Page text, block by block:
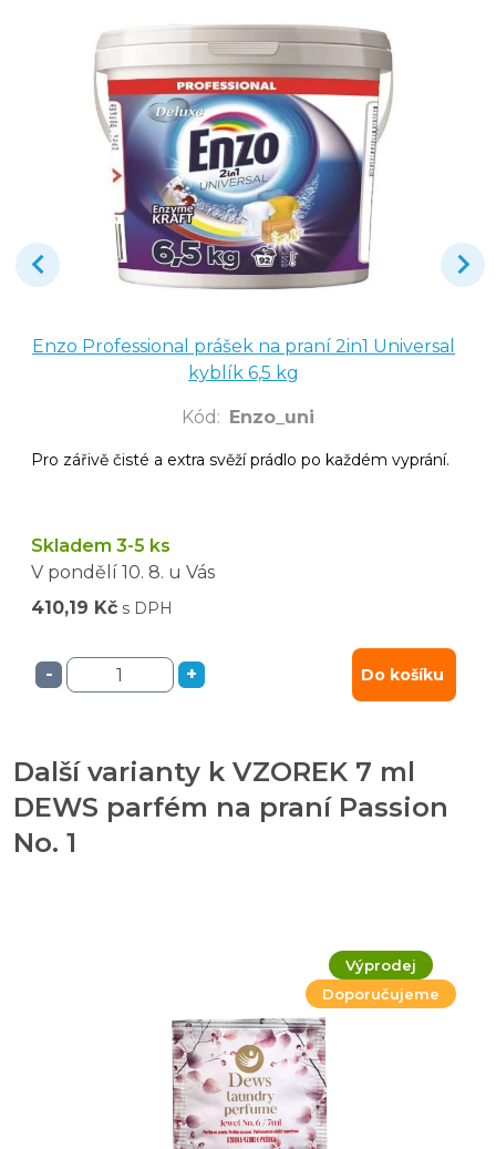
Enzo Professional prášek na praní 2in1 Universal
kyblík 6,5 kg
Kód : Enzo_uni
Pro zářivě čisté a extra svěží prádlo po každém vyprání.
Skladem 3-5 ks
V pondělí 10. 8. u Vás
410,19 Kč s DPH
- + Do košíku
Další varianty k VZOREK 7 ml
DEWS parfém na praní Passion
No. 1
Výprodej
Doporučujeme